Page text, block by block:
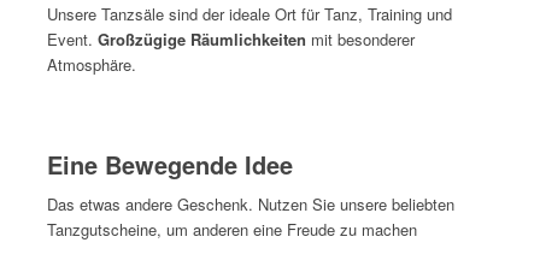
Unsere Tanzsäle sind der ideale Ort für Tanz, Training und
Event. Großzügige Räumlichkeiten mit besonderer
Atmosphäre.
Eine Bewegende Idee
Das etwas andere Geschenk. Nutzen Sie unsere beliebten
Tanzgutscheine, um anderen eine Freude zu machen